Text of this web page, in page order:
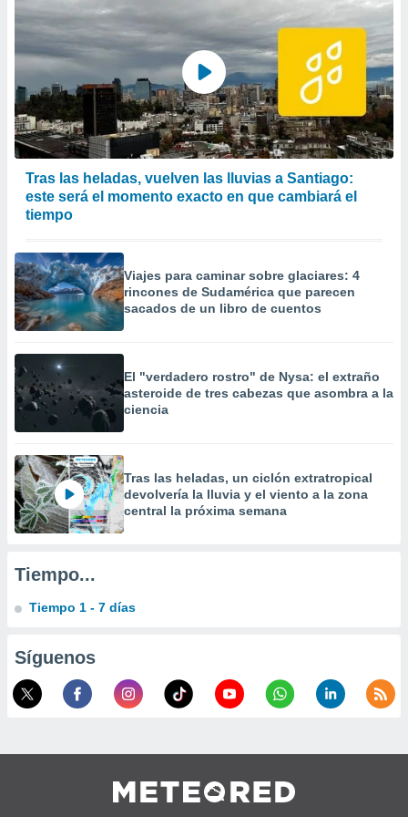
e
mediante
publicidad
publicidad
de
1199
Tras las heladas, vuelven las lluvias a Santiago:
este será el momento exacto en que cambiará el
tiempo
Viajes para caminar sobre glaciares: 4
rincones de Sudamérica que parecen
sacados de un libro de cuentos
El "verdadero rostro" de Nysa: el extraño
asteroide de tres cabezas que asombra a la
ciencia
Tras las heladas, un ciclón extratropical
devolvería la lluvia y el viento a la zona
central la próxima semana
Tiempo...
Tiempo 1 - 7 días
Síguenos